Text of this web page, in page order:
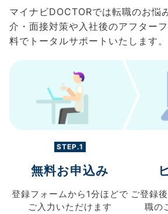
マイナビDOCTORでは転職のお悩
介・面接対策や入社後のアフター
料でトータルサポートいたします。
STEP.1
無料お申込み
登録フォームから 1分ほどで
ご入力 いただけます
ご登録後
職の